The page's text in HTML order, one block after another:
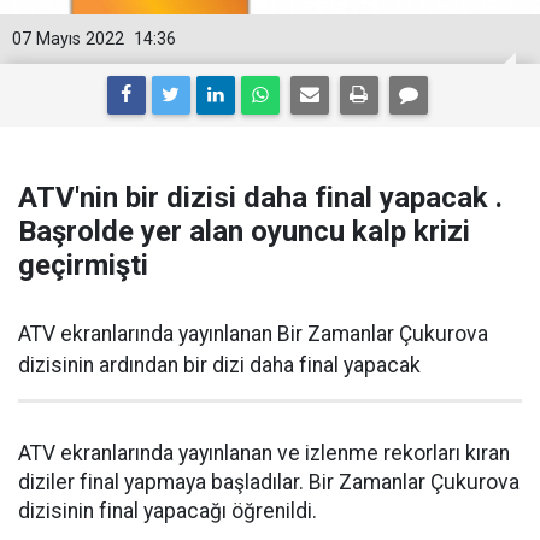
14:36
07 Mayıs 2022
ATV'nin bir dizisi daha final yapacak .
Başrolde yer alan oyuncu kalp krizi
geçirmişti
ATV ekranlarında yayınlanan Bir Zamanlar Çukurova
dizisinin ardından bir dizi daha final yapacak
ATV ekranlarında yayınlanan ve izlenme rekorları kıran
diziler final yapmaya başladılar. Bir Zamanlar Çukurova
dizisinin final yapacağı öğrenildi.